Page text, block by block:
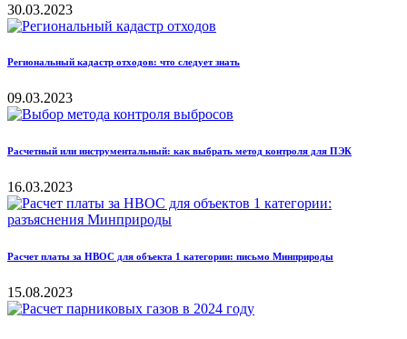
30.03.2023
Региональный кадастр отходов: что следует знать
09.03.2023
Расчетный или инструментальный: как выбрать метод контроля для ПЭК
16.03.2023
Расчет платы за НВОС для объекта 1 категории: письмо Минприроды
15.08.2023